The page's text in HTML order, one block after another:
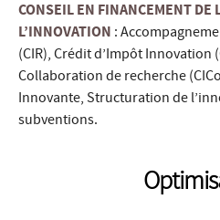
CONSEIL EN FINANCEMENT DE
L’INNOVATION :
(CIR), Crédit d’Impôt Innovation
Collaboration de recherche
Innovante, Structuration de
subventions.